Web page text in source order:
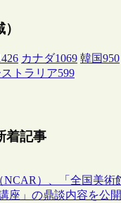
カナダ1069 韓国950
トラリア599
着記事
NCAR）、「全国美術
座」の鼎談内容を公開